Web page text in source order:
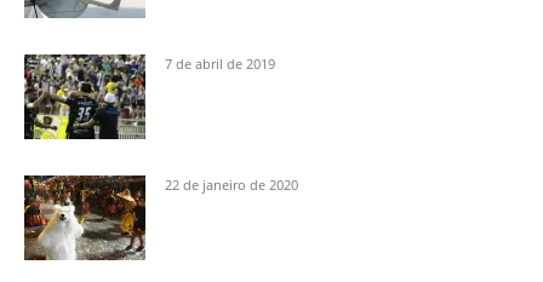
7 de abril de 2019
22 de janeiro de 2020